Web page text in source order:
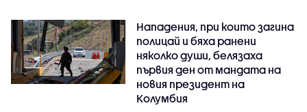
Нападения, при които загина
полицай и бяха ранени
няколко души, белязаха
първия ден от мандата на
новия президент на
Колумбия